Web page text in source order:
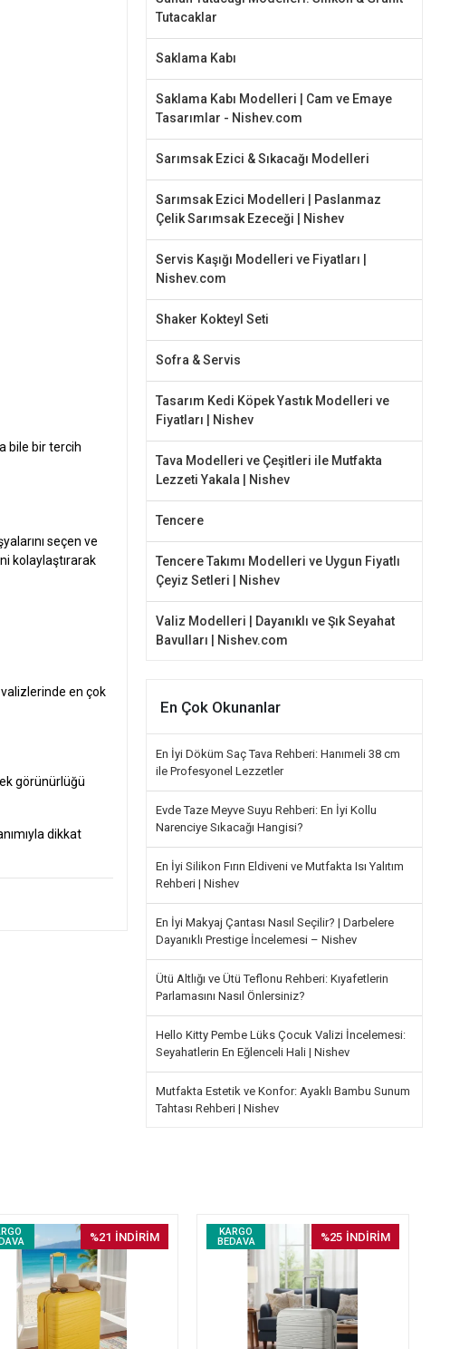
bile bir tercih
seçen ve
kolaylaştırarak
en çok
görünürlüğü
dikkat
Tutacaklar
Saklama Kabı
Saklama Kabı Modelleri | Cam ve Emaye
Tasarımlar - Nishev.com
Sarımsak Ezici & Sıkacağı Modelleri
Sarımsak Ezici Modelleri | Paslanmaz
Çelik Sarımsak Ezeceği | Nishev
Servis Kaşığı Modelleri ve Fiyatları |
Nishev.com
Shaker Kokteyl Seti
Sofra & Servis
Tasarım Kedi Köpek Yastık Modelleri ve
Fiyatları | Nishev
Tava Modelleri ve Çeşitleri ile Mutfakta
Lezzeti Yakala | Nishev
Tencere
Tencere Takımı Modelleri ve Uygun Fiyatlı
Çeyiz Setleri | Nishev
Valiz Modelleri | Dayanıklı ve Şık Seyahat
Bavulları | Nishev.com
En Çok Okunanlar
En İyi Döküm Saç Tava Rehberi: Hanımeli 38 cm
ile Profesyonel Lezzetler
Evde Taze Meyve Suyu Rehberi: En İyi Kollu
Narenciye Sıkacağı Hangisi?
En İyi Silikon Fırın Eldiveni ve Mutfakta Isı Yalıtım
Rehberi | Nishev
En İyi Makyaj Çantası Nasıl Seçilir? | Darbelere
Dayanıklı Prestige İncelemesi – Nishev
Ütü Altlığı ve Ütü Teflonu Rehberi: Kıyafetlerin
Parlamasını Nasıl Önlersiniz?
Hello Kitty Pembe Lüks Çocuk Valizi İncelemesi:
Seyahatlerin En Eğlenceli Hali | Nishev
Mutfakta Estetik ve Konfor: Ayaklı Bambu Sunum
Tahtası Rehberi | Nishev
%21 İNDİRİM
KARGO
BEDAVA
%25 İNDİRİM